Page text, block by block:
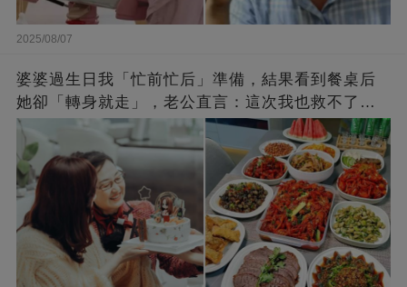
2025/08/07
婆婆過生日我「忙前忙后」準備，結果看到餐桌后
她卻「轉身就走」，老公直言：這次我也救不了
你！